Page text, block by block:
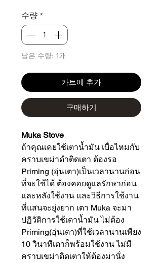
수량 *
남은 수량: 1개
카트에 추가
구매하기
Muka Stove
ถ้าคุณเคยใช้เตาน้ำมัน เบื่อไหมกับ
คราบเขม่าดำติดเตา ต้องรอ
Priming (อุ่นเตา)เป็นเวลานานก่อน
ที่จะใช้ได้ ต้องคอยดูแลรักษาก่อน
และหลังใช้งาน และวิธีการใช้งาน
ที่แสนจะยุ่งยาก เตา Muka จะมา
ปฏิวัติการใช้เตาน้ำมัน ไม่ต้อง
Priming(อุ่นเตา)ที่ใช้เวลานานเพียง
10 วินาทีเตาก็พร้อมใช้งาน ไม่มี
คราบเขม่าติดเตาให้ต้องมานั่ง